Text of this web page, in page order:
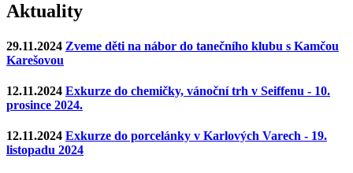
Aktuality
29.11.2024 Zveme děti na nábor do tanečního klubu s Kamčou
Karešovou
12.11.2024 Exkurze do chemičky, vánoční trh v Seiffenu - 10.
prosince 2024.
12.11.2024 Exkurze do porcelánky v Karlových Varech - 19.
listopadu 2024